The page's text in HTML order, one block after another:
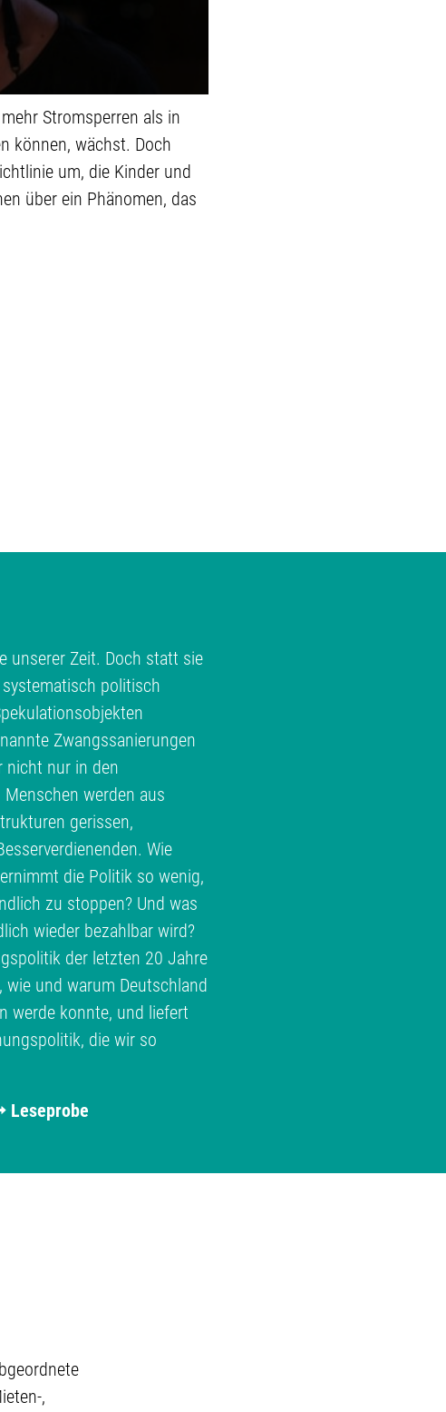
Stromsperren als in
können, wächst. Doch
um, die Kinder und
über ein Phänomen, das
unserer Zeit. Doch statt sie
politisch
Zwangssanierungen
nicht nur in den
werden aus
gerissen,
Wie
die Politik so wenig,
zu stoppen? Und was
wieder bezahlbar wird?
der letzten 20 Jahre
und warum Deutschland
werde konnte, und liefert
die wir so
Leseprobe
,